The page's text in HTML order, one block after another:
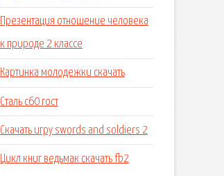
Презентация отношение человека
к природе 2 классе
Картинка молодежки скачать
Сталь с60 гост
Скачать игру swords and soldiers 2
Цикл книг ведьмак скачать fb2